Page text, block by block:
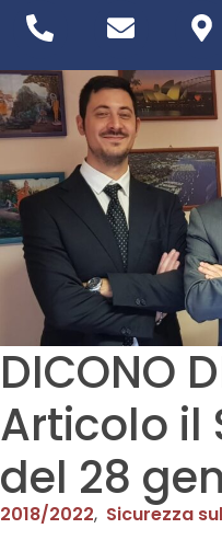
DICONO
Articolo il
del 28
2018/2022, Sicurezza